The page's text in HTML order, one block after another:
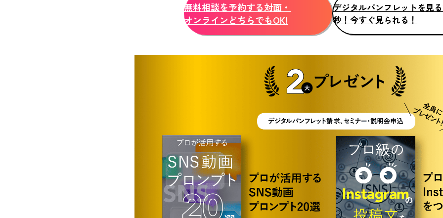
無料相談を予約する対面・
オンラインどちらでもOK!
デジタルパンフレットを見る
秒！今すぐ見られる！